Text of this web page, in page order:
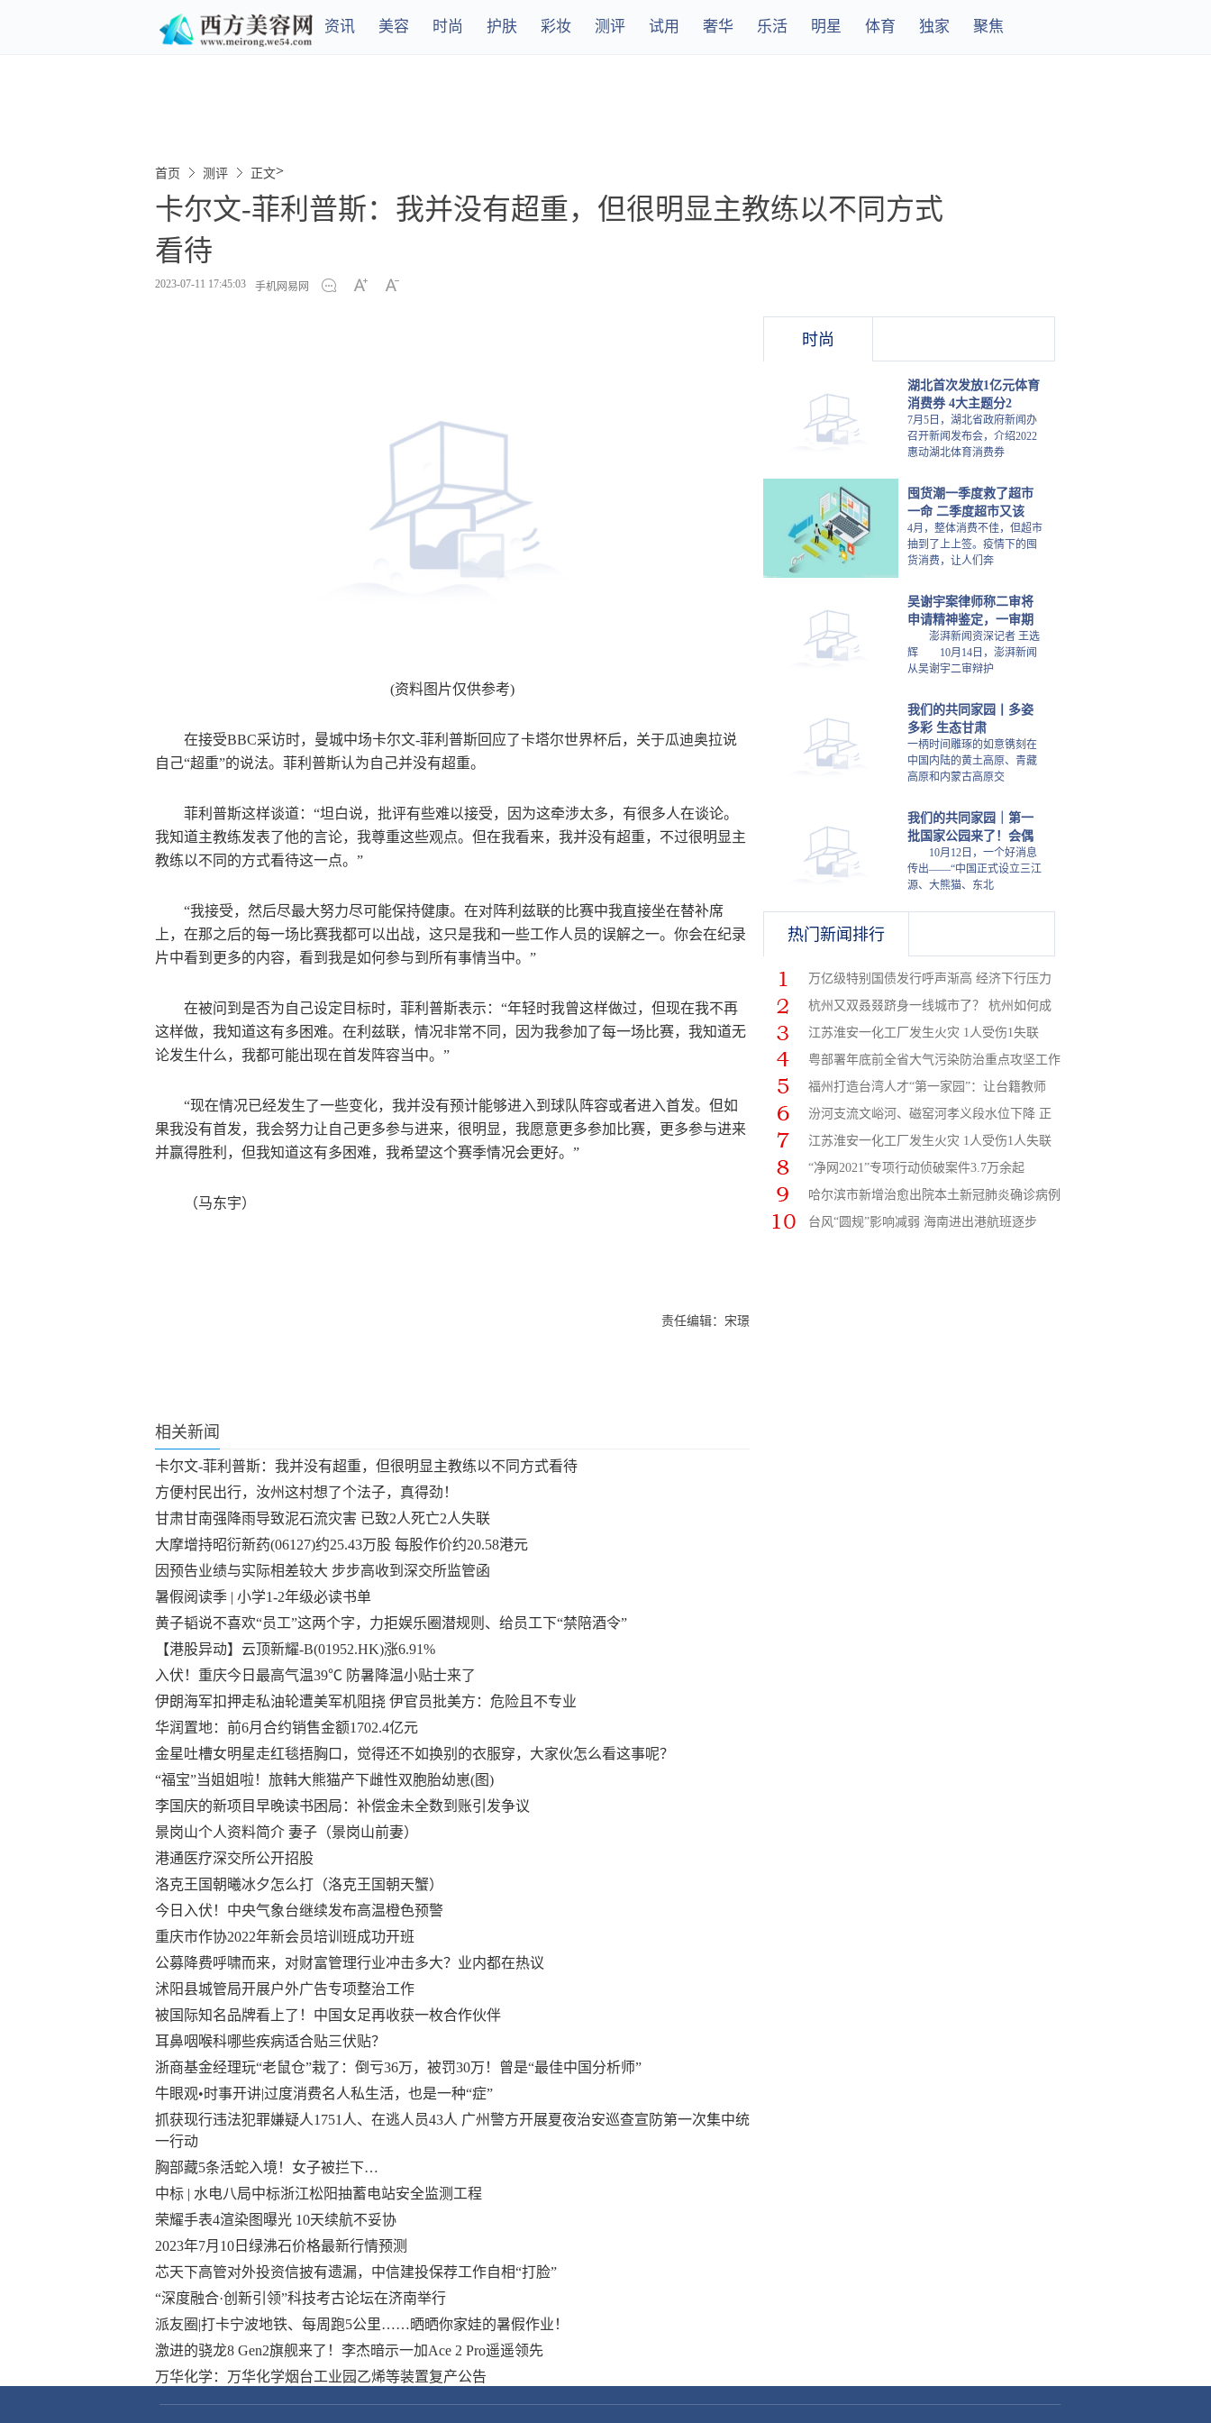
资讯 美容 时尚 护肤 彩妆 测评 试用 奢华 乐活 明星 体育 独家 聚焦
首页 测评 >
正文
卡尔文-菲利普斯：我并没有超重，但很明显主教练以不同方式
看待
2023-07-11 17:45:03 手机网易网
(资料图片仅供参考)
在接受BBC采访时，曼城中场卡尔文-菲利普斯回应了卡塔尔世界杯后，关于瓜迪奥拉说
自己“超重”的说法。菲利普斯认为自己并没有超重。
菲利普斯这样谈道：“坦白说，批评有些难以接受，因为这牵涉太多，有很多人在谈论。
我知道主教练发表了他的言论，我尊重这些观点。但在我看来，我并没有超重，不过很明显主
教练以不同的方式看待这一点。”
“我接受，然后尽最大努力尽可能保持健康。在对阵利兹联的比赛中我直接坐在替补席
上，在那之后的每一场比赛我都可以出战，这只是我和一些工作人员的误解之一。你会在纪录
片中看到更多的内容，看到我是如何参与到所有事情当中。”
在被问到是否为自己设定目标时，菲利普斯表示：“年轻时我曾这样做过，但现在我不再
这样做，我知道这有多困难。在利兹联，情况非常不同，因为我参加了每一场比赛，我知道无
论发生什么，我都可能出现在首发阵容当中。”
“现在情况已经发生了一些变化，我并没有预计能够进入到球队阵容或者进入首发。但如
果我没有首发，我会努力让自己更多参与进来，很明显，我愿意更多参加比赛，更多参与进来
并赢得胜利，但我知道这有多困难，我希望这个赛季情况会更好。”
（马东宇）
责任编辑：宋璟
相关新闻
卡尔文-菲利普斯：我并没有超重，但很明显主教练以不同方式看待
方便村民出行，汝州这村想了个法子，真得劲！
甘肃甘南强降雨导致泥石流灾害 已致2人死亡2人失联
大摩增持昭衍新药(06127)约25.43万股 每股作价约20.58港元
因预告业绩与实际相差较大 步步高收到深交所监管函
暑假阅读季 | 小学1-2年级必读书单
黄子韬说不喜欢“员工”这两个字，力拒娱乐圈潜规则、给员工下“禁陪酒令”
【港股异动】云顶新耀-B(01952.HK)涨6.91%
入伏！重庆今日最高气温39℃ 防暑降温小贴士来了
伊朗海军扣押走私油轮遭美军机阻挠 伊官员批美方：危险且不专业
华润置地：前6月合约销售金额1702.4亿元
金星吐槽女明星走红毯捂胸口，觉得还不如换别的衣服穿，大家伙怎么看这事呢？
“福宝”当姐姐啦！旅韩大熊猫产下雌性双胞胎幼崽(图)
李国庆的新项目早晚读书困局：补偿金未全数到账引发争议
景岗山个人资料简介 妻子（景岗山前妻）
港通医疗深交所公开招股
洛克王国朝曦冰夕怎么打（洛克王国朝天蟹）
今日入伏！中央气象台继续发布高温橙色预警
重庆市作协2022年新会员培训班成功开班
公募降费呼啸而来，对财富管理行业冲击多大？业内都在热议
沭阳县城管局开展户外广告专项整治工作
被国际知名品牌看上了！中国女足再收获一枚合作伙伴
耳鼻咽喉科哪些疾病适合贴三伏贴？
浙商基金经理玩“老鼠仓”栽了：倒亏36万，被罚30万！曾是“最佳中国分析师”
牛眼观•时事开讲|过度消费名人私生活，也是一种“症”
抓获现行违法犯罪嫌疑人1751人、在逃人员43人 广州警方开展夏夜治安巡查宣防第一次集中统
一行动
胸部藏5条活蛇入境！女子被拦下…
中标 | 水电八局中标浙江松阳抽蓄电站安全监测工程
荣耀手表4渲染图曝光 10天续航不妥协
2023年7月10日绿沸石价格最新行情预测
芯天下高管对外投资信披有遗漏，中信建投保荐工作自相“打脸”
“深度融合·创新引领”科技考古论坛在济南举行
派友圈|打卡宁波地铁、每周跑5公里……晒晒你家娃的暑假作业！
激进的骁龙8 Gen2旗舰来了！李杰暗示一加Ace 2 Pro遥遥领先
万华化学：万华化学烟台工业园乙烯等装置复产公告
时尚
湖北首次发放1亿元体育
消费券 4大主题分2
7月5日，湖北省政府新闻办
召开新闻发布会，介绍2022
惠动湖北体育消费券
囤货潮一季度救了超市
一命 二季度超市又该
4月，整体消费不佳，但超市
抽到了上上签。疫情下的囤
货消费，让人们奔
吴谢宇案律师称二审将
申请精神鉴定，一审期
澎湃新闻资深记者 王选
辉 10月14日，澎湃新闻
从吴谢宇二审辩护
我们的共同家园丨多姿
多彩 生态甘肃
一柄时间雕琢的如意镌刻在
中国内陆的黄土高原、青藏
高原和内蒙古高原交
我们的共同家园｜第一
批国家公园来了！会偶
10月12日，一个好消息
传出——“中国正式设立三江
源、大熊猫、东北
热门新闻排行
万亿级特别国债发行呼声渐高 经济下行压力
杭州又双叒叕跻身一线城市了？ 杭州如何成
江苏淮安一化工厂发生火灾 1人受伤1失联
粤部署年底前全省大气污染防治重点攻坚工作
福州打造台湾人才“第一家园”：让台籍教师
汾河支流文峪河、磁窑河孝义段水位下降 正
江苏淮安一化工厂发生火灾 1人受伤1人失联
“净网2021”专项行动侦破案件3.7万余起
哈尔滨市新增治愈出院本土新冠肺炎确诊病例
台风“圆规”影响减弱 海南进出港航班逐步